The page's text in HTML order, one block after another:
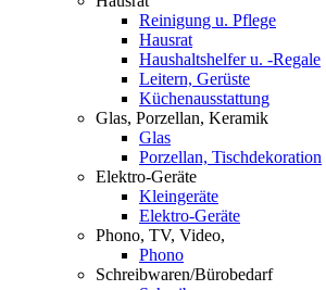
Reinigung u. Pflege
Hausrat
Haushaltshelfer u. -Regale
Leitern, Gerüste
Küchenausstattung
Glas, Porzellan, Keramik
Glas
Porzellan, Tischdekoration
Elektro-Geräte
Kleingeräte
Elektro-Geräte
Phono, TV, Video,
Phono
Schreibwaren/Bürobedarf